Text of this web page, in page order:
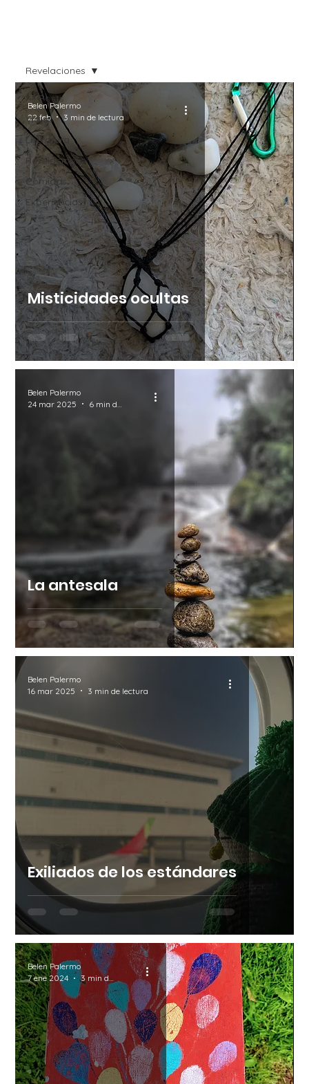
All Posts
Viajes
Literatura
Revelaciones
Comidas
Experiencias
Revelaciones
Misticidades ocultas
Belen Palermo
22 feb
3 min de lectura
La antesala
Belen Palermo
24 mar 2025
Exiliados de los estándares
Belen Palermo
16 mar 2025
3 min de lectura
Belen Palermo
7 ene 2024
3 min de lectura